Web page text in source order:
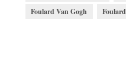
Foulard Van Gogh